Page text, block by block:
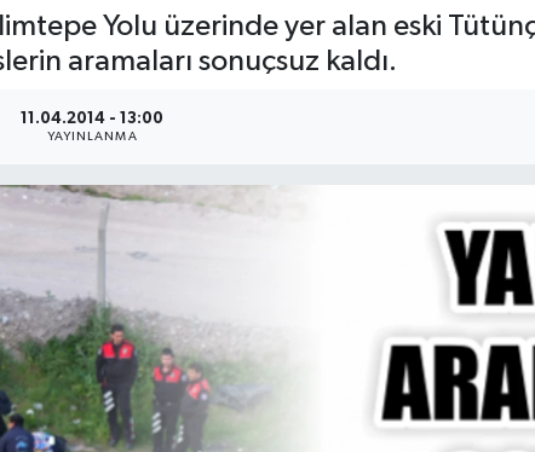
Yolu üzerinde yer alan eski
aramaları sonuçsuz kaldı.
11.04.2014 - 13:00
YAYINLANMA